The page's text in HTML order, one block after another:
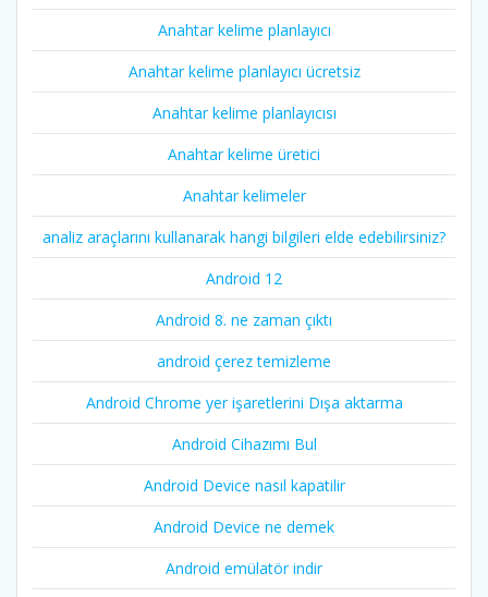
Anahtar kelime planlayıcı
Anahtar kelime planlayıcı ücretsiz
Anahtar kelime planlayıcısı
Anahtar kelime üretici
Anahtar kelimeler
analiz araçlarını kullanarak hangi bilgileri elde edebilirsiniz?
Android 12
Android 8. ne zaman çıktı
android çerez temizleme
Android Chrome yer işaretlerini Dışa aktarma
Android Cihazımı Bul
Android Device nasıl kapatilir
Android Device ne demek
Android emülatör indir